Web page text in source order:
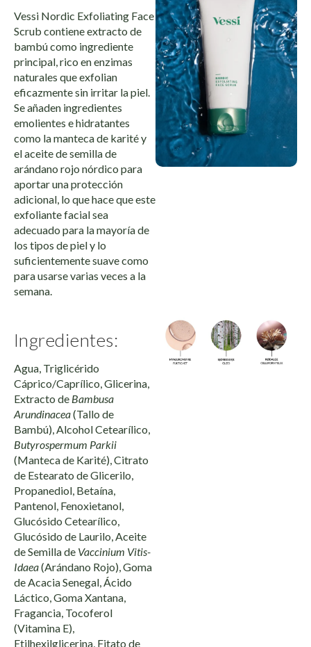
Vessi Nordic Exfoliating Face
Scrub contiene extracto de
bambú como ingrediente
principal, rico en enzimas
naturales que exfolian
eficazmente sin irritar la piel.
Se añaden ingredientes
emolientes e hidratantes
como la manteca de karité y
el aceite de semilla de
arándano rojo nórdico para
aportar una protección
adicional, lo que hace que este
exfoliante facial sea
adecuado para la mayoría de
los tipos de piel y lo
suficientemente suave como
para usarse varias veces a la
semana.
Ingredientes:
Agua, Triglicérido
Cáprico/Caprílico, Glicerina,
Extracto de Bambusa
Arundinacea(Tallo de
Bambú), Alcohol Cetearílico,
Butyrospermum Parkii
(Manteca de Karité), Citrato
de Estearato de Glicerilo,
Propanediol, Betaína,
Pantenol, Fenoxietanol,
Glucósido Cetearílico,
Glucósido de Laurilo, Aceite
de Semilla de Vaccinium Vitis-
Idaea(Arándano Rojo), Goma
de Acacia Senegal, Ácido
Láctico, Goma Xantana,
Fragancia, Tocoferol
(Vitamina E),
Etilhexilglicerina, Fitato de